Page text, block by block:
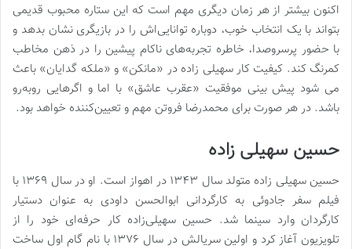
اکنون بیشتر از هر زمان دیگری مهم است که این ستاره محبوب قدیمی
بتواند با یک انتخاب خوب، دوباره توانایی‌اش را در بازیگری نشان بدهد و
با حضور پرسروصدا، خاطره تجربه‌های ناکام پیشین را در ذهن مخاطب
کمرنگ کند. کیفیت کار سهیلی‌ زاده در «مانکن» و «ملکه گدایان» باعث
می‌ شود پیش‌ بینی موفقیت «عقرب عاشق» با اما و اگرهایی روبه‌رو
باشد. در هر صورت برای محمدرضا فروتن مهم و تعیین‌کننده خواهد بود.
حسین سهیلی زاده
حسین سهیلی زاده متولد سال ۱۳۴۳ در اهواز است. او در سال ۱۳۶۹ با
فیلم سفر جادوئی به کارگردانی ابوالحسن داودی به عنوان دستیار
کارگردان وارد سینما شد. حسین سهیلی‌زاده کار حرفه‌ای خود را از
تلویزیون آغاز کرد و اولین سریالش در سال ۱۳۷۶ با نام گام اول ساخت